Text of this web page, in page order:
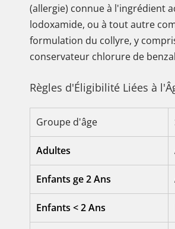
(allergie) connue à l'ingrédient
lodoxamide, ou à tout autre
formulation du collyre, y
conservateur chlorure de
Règles d'Éligibilité Liées à
Groupe d'âge
Adultes
Enfants ge 2 Ans
Enfants < 2 Ans